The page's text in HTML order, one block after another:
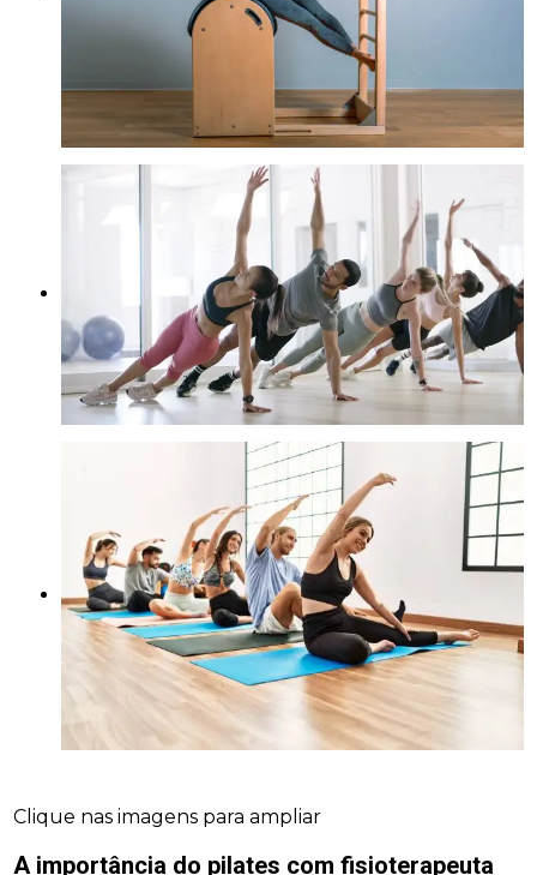
Clique nas imagens para ampliar
A importância do pilates com fisioterapeuta